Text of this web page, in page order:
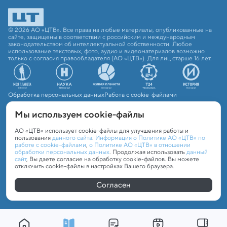
© 2026 АО «ЦТВ». Все права на любые материалы, опубликованные на
сайте, защищены в соответствии с российским и международным
законодательством об интеллектуальной собственности. Любое
использование текстовых, фото, аудио и видеоматериалов возможно
только с согласия правообладателя (АО «ЦТВ»). Для лиц старше 16 лет.
Обработка персональных данныхРабота с cookie-файлами
Мы используем сookie-файлы
АО «ЦТВ» использует cookie-файлы для улучшения работы и
пользованияданного сайта. Информация о Политике АО «ЦТВ» по
работе с cookie-файлами, о Политике АО «ЦТВ» в отношении
обработки персональных данных. Продолжая использоватьданный
сайт, Вы даете согласие на обработку cookie-файлов. Вы можете
отключить cookie-файлы в настройках Вашего браузера.
Согласен